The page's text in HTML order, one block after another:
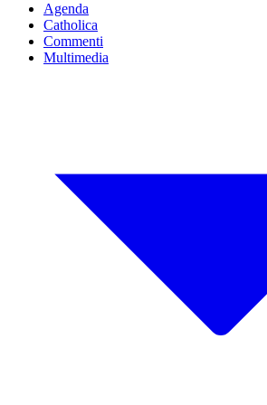
Agenda
Catholica
Commenti
Multimedia